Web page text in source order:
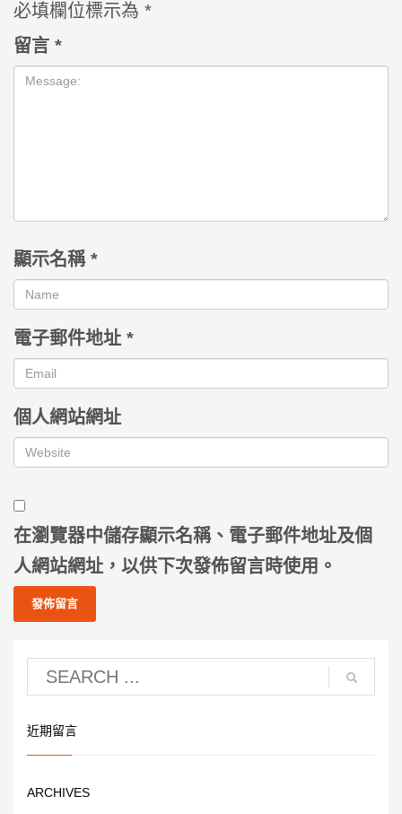
必填欄位標示為 *
留言 *
顯示名稱 *
電子郵件地址 *
個人網站網址
在瀏覽器中儲存顯示名稱、電子郵件地址及個
人網站網址，以供下次發佈留言時使用。
近期留言
ARCHIVES